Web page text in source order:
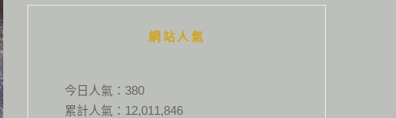
網站人氣
今日人氣： 380
累計人氣： 12,011,846